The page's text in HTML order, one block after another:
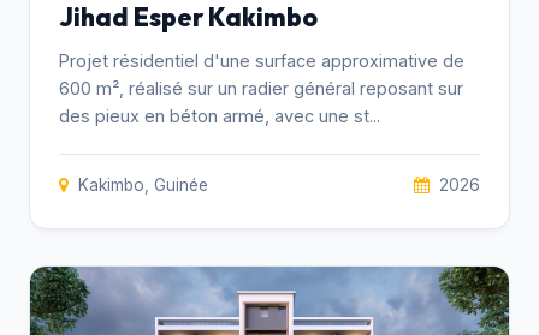
Jihad Esper Kakimbo
Projet résidentiel d'une surface approximative de
600 m², réalisé sur un radier général reposant sur
des pieux en béton armé, avec une st...
Kakimbo, Guinée 2026